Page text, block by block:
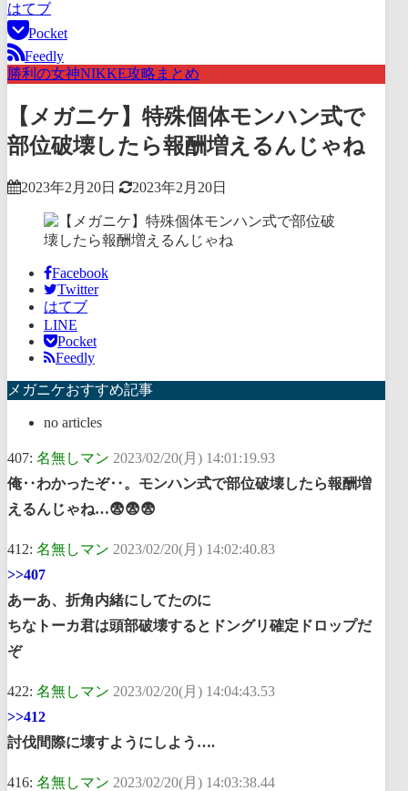
はてブ
Pocket
Feedly
勝利の女神NIKKE攻略まとめ
【メガニケ】特殊個体モンハン式で
部位破壊したら報酬増えるんじゃね
2023年2月20日 2023年2月20日
Facebook
Twitter
はてブ
LINE
Pocket
Feedly
メガニケおすすめ記事
no articles
407: 名無しマン 2023/02/20(月) 14:01:19.93
俺‥わかったぞ‥。モンハン式で部位破壊したら報酬増
えるんじゃね…😨😨😨
412: 名無しマン 2023/02/20(月) 14:02:40.83
>>407
あーあ、折角内緒にしてたのに
ちなトーカ君は頭部破壊するとドングリ確定ドロップだ
ぞ
422: 名無しマン 2023/02/20(月) 14:04:43.53
>>412
討伐間際に壊すようにしよう….
416: 名無しマン 2023/02/20(月) 14:03:38.44